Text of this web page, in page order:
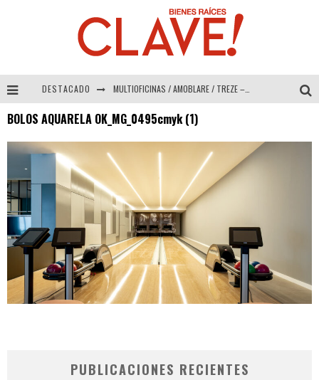
DESTACADO MULTIOFICINAS / AMOBLARE / TREZE – Especial Interiorismo & Decoración 2026
COLINEAL – Especial Interiorismo & Decoración 2026
BOLOS AQUARELA OK_MG_0495cmyk (1)
PUBLICACIONES RECIENTES